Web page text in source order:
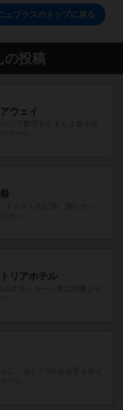
ュプラスのトップに戻る
の投稿
ウェイ
リアホテル